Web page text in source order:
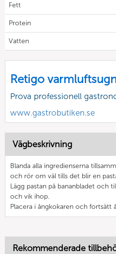
Fett
Protein
Vatten
Retigo
Prova professionell
www.gastrobutiken.se
Vägbeskrivning
Blanda alla ingredienserna
och rör om väl tills det blir en
Lägg pastan på bananbladet och
och vik ihop.
Placera i ångkokaren och fortsätt
Rekommenderade